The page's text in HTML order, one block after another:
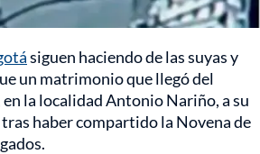
siguen haciendo de las suyas y
un matrimonio que llegó del
la localidad Antonio Nariño, a su
tras haber compartido la Novena de